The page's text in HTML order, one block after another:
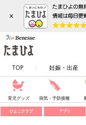
×
TOP 妊娠・出産
育児グッズ 病気・予防接種
ひよこクラブ アプリ